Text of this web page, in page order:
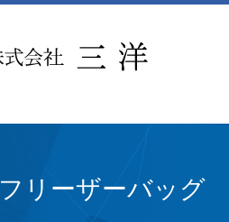
フリーザーバッグ